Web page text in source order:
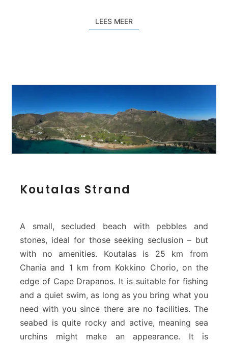
LEES MEER
o
a
a
s
S
r
a
n
d
Koutalas Strand
A small, secluded beach with pebbles and
stones, ideal for those seeking seclusion – but
with no amenities. Koutalas is 25 km from
Chania and 1 km from Kokkino Chorio, on the
edge of Cape Drapanos. It is suitable for fishing
and a quiet swim, as long as you bring what you
need with you since there are no facilities. The
seabed is quite rocky and active, meaning sea
urchins might make an appearance. It is